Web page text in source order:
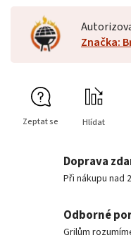
Značka:
Zeptat se Hlídat
Doprava
Při nákupu nad
Odborné
Grilům